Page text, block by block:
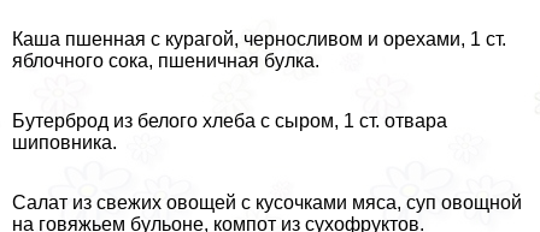
Каша пшенная с курагой, черносливом и орехами, 1 ст.
яблочного сока, пшеничная булка.
Бутерброд из белого хлеба с сыром, 1 ст. отвара
шиповника.
Салат из свежих овощей с кусочками мяса, суп овощной
на говяжьем бульоне, компот из сухофруктов.